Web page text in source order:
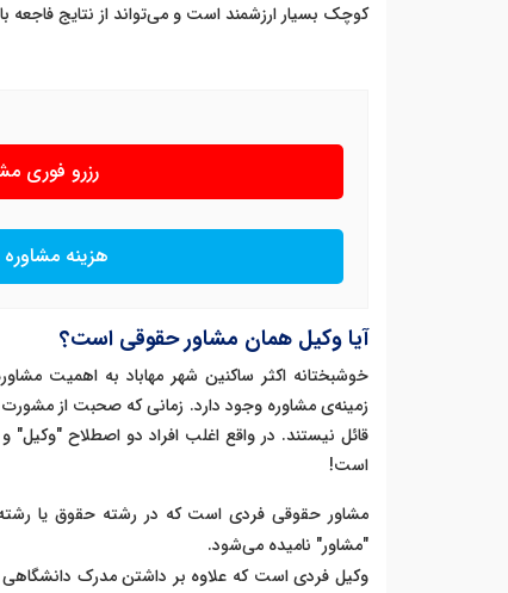
کوچک بسیار ارزشمند است و می‌تواند از نتایج فاجعه
رزرو فوری
هزینه
آیا وکیل همان مشاور حقوقی است؟
خوشبختانه اکثر ساکنین شهر مهاباد به اهمیت
زمینه‌ی مشاوره وجود دارد. زمانی که صحبت از
قائل نیستند. در واقع اغلب افراد دو اصطلاح "وکیل"
است!
مشاور حقوقی فردی است که در رشته حقوق یا
"مشاور" نامیده می‌شود.
وکیل فردی است که علاوه بر داشتن مدرک دانشگاهی